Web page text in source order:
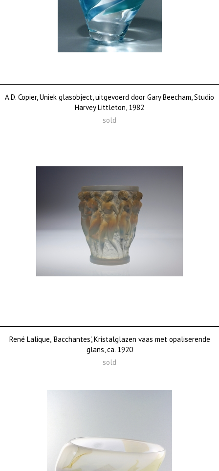
A.D. Copier, Uniek glasobject, uitgevoerd door Gary Beecham, Studio
Harvey Littleton, 1982
sold
René Lalique, 'Bacchantes', Kristalglazen vaas met opaliserende
glans, ca. 1920
sold